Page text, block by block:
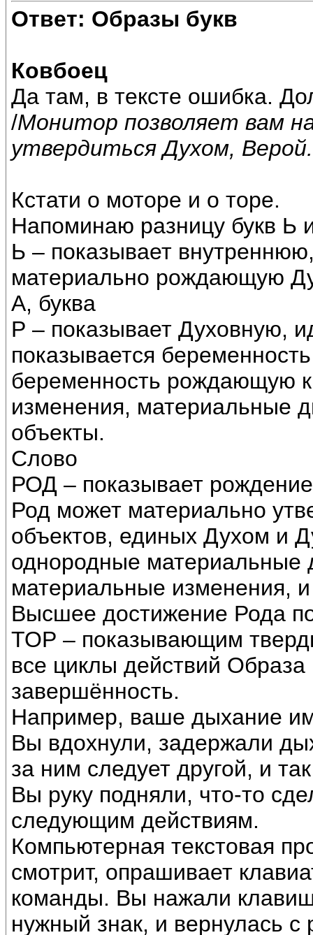
Ответ: Образы букв
Ковбоец
Да там, в тексте ошибка.
/Монитор позволяет вам
утвердиться Духом, Верой.
Кстати о моторе и о торе.
Напоминаю разницу букв Ь
Ь – показывает
материально рождающую
А, буква
Р – показывает Духовную,
показывается
беременность рождающую
изменения, материальные
объекты.
Слово
РОД – показывает
Род может материально
объектов, единых Духом и
однородные материальные
материальные изменения, и
Высшее достижение Рода
ТОР – показывающим
все циклы действий
завершённость.
Например, ваше дыхание
Вы вдохнули, задержали
за ним следует другой, и
Вы руку подняли, что-то
следующим действиям.
Компьютерная текстовая
смотрит, опрашивает
команды. Вы нажали
нужный знак, и вернулась